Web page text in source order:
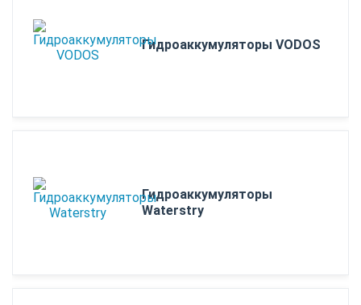
Гидроаккумуляторы VODOS
Гидроаккумуляторы
Waterstry